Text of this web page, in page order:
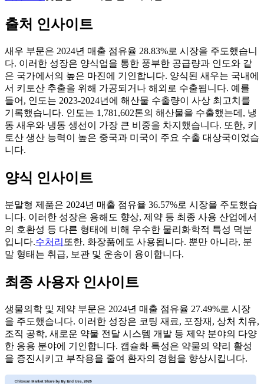
출처 인사이트
새우 부문은 2024년 매출 점유율 28.83%로 시장을 주도했습니
다. 이러한 성장은 양식업을 통한 풍부한 공급량과 인도와 같
은 국가에서의 높은 마진에 기인합니다. 양식된 새우는 국내에
서 키토산 추출을 위해 가공되거나 해외로 수출됩니다. 예를
들어, 인도는 2023-2024년에 해산물 수출량이 사상 최고치를
기록했습니다. 인도는 1,781,602톤의 해산물을 수출했는데, 냉
동 새우와 냉동 생선이 가장 큰 비중을 차지했습니다. 또한, 키
토산 생산 능력이 높은 중국과 미국이 주요 수출 대상국이었습
니다.
양식 인사이트
분말형 제품은 2024년 매출 점유율 36.57%로 시장을 주도했습
니다. 이러한 성장은 용해도 향상, 제약 등 최종 사용 산업에서
의 호환성 등 다른 형태에 비해 우수한 물리화학적 특성 덕분
입니다.수처리 또한, 화장품에도 사용됩니다. 뿐만 아니라, 분
말 형태는 취급, 보관 및 운송이 용이합니다.
최종 사용자 인사이트
생물의학 및 제약 부문은 2024년 매출 점유율 27.49%로 시장
을 주도했습니다. 이러한 성장은 코팅 재료, 포장재, 상처 치유,
조직 공학, 새로운 약물 전달 시스템 개발 등 제약 분야의 다양
한 응용 분야에 기인합니다. 캡슐화 특성은 약물의 약리 활성
을 증진시키고 부작용을 줄여 환자의 경험을 향상시킵니다.